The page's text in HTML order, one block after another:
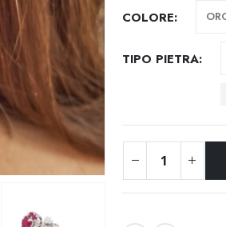
COLORE
TIPO PIETRA